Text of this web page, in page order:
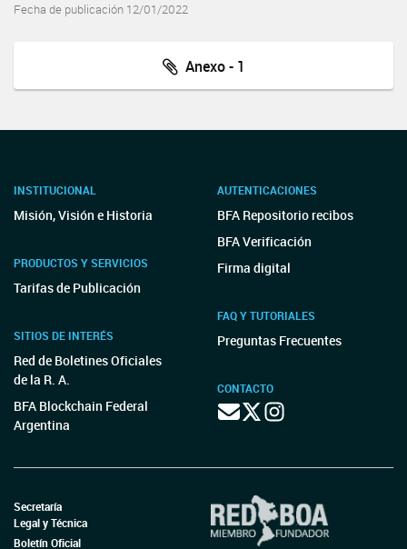
Fecha de publicación 12/01/2022
Anexo - 1
INSTITUCIONAL
Misión, Visión e Historia
PRODUCTOS Y SERVICIOS
Tarifas de Publicación
SITIOS DE INTERÉS
Red de Boletines Oficiales
de la R. A.
BFA Blockchain Federal
Argentina
AUTENTICACIONES
BFA Repositorio recibos
BFA Verificación
Firma digital
FAQ Y TUTORIALES
Preguntas Frecuentes
CONTACTO
Secretaría
Legal y Técnica
Boletín Oficial